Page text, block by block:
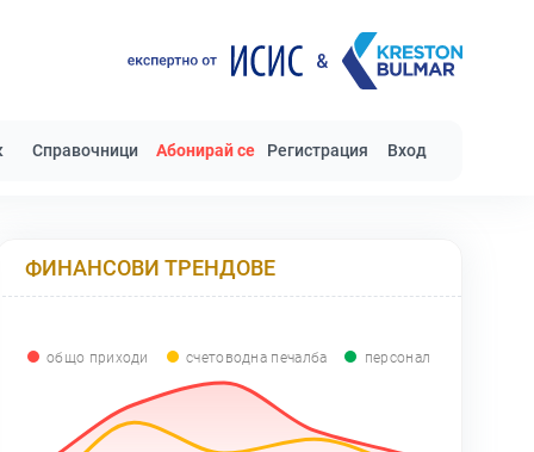
Справочници Абонирай се Регистрация Вход
ФИНАНСОВИ ТРЕНДОВЕ
общо приходи счетоводна печалба персонал